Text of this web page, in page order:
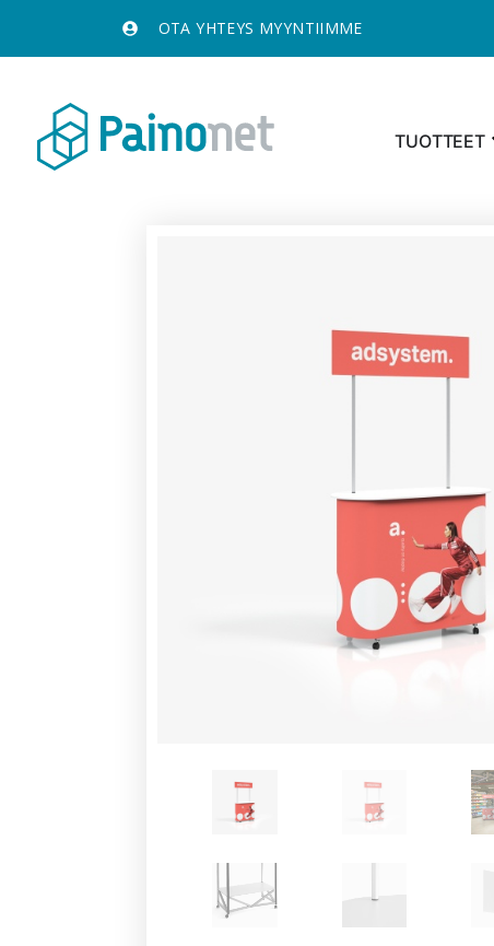
OTA YHTEYS MYYNTIIMME
TUOTTEET